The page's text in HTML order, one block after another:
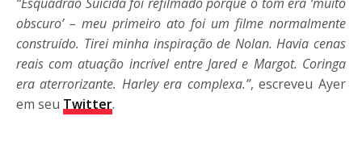
obscuro’ – meu primeiro ato foi um filme normalmente
construído. Tirei minha inspiração de Nolan. Havia cenas
reais com atuação incrível entre Jared e Margot. Coringa
era aterrorizante. Harley era complexa.”, escreveu Ayer
em seu Twitter.